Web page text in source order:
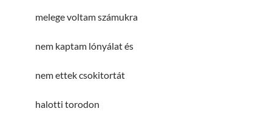
melege voltam számukra
nem kaptam lónyálat és
nem ettek csokitortát
halotti torodon